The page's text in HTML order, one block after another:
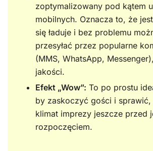
zoptymalizowany pod kątem
mobilnych. Oznacza to, że
się ładuje i bez problemu
przesyłać przez popularne
(MMS, WhatsApp,
jakości.
Efekt „Wow”: To po prostu
by zaskoczyć gości i sprawić,
klimat imprezy jeszcze przed
rozpoczęciem.